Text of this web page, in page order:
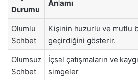
Durumu
Anlamı
Olumlu
Sohbet
Kişinin huzurlu ve mutlu
geçirdiğini gösterir.
Olumsuz
Sohbet
İçsel çatışmaların ve
simgeler.